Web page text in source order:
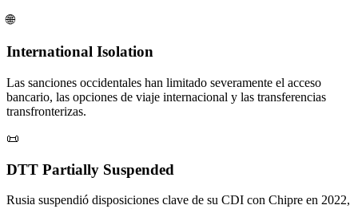
🌐
International Isolation
Las sanciones occidentales han limitado severamente el acceso
bancario, las opciones de viaje internacional y las transferencias
transfronterizas.
📜
DTT Partially Suspended
Rusia suspendió disposiciones clave de su CDI con Chipre en 2022,